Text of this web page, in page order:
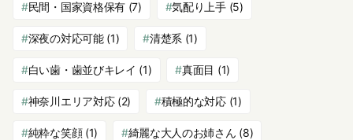
民間・国家資格保有 (7) 気配り上手(5)
深夜の対応可能(1) 清楚系 (1)
白い歯・歯並びキレイ (1) 真面目 (1)
神奈川エリア対応(2) 積極的な対応(1)
純粋な笑顔(1) 綺麗な大人のお姉さん (8)